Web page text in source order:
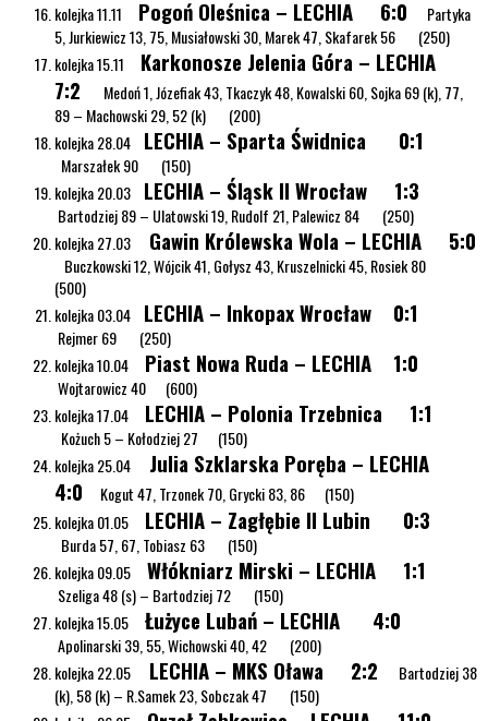
kolejka 11.11 Pogoń Oleśnica – LECHIA 6:0 Partyka
5, Jurkiewicz 13, 75, Musiałowski 30, Marek 47, Skafarek 56 (250)
kolejka 15.11 Karkonosze Jelenia Góra – LECHIA
7:2 Medoń 1, Józefiak 43, Tkaczyk 48, Kowalski 60, Sojka 69 (k), 77,
89 – Machowski 29, 52 (k) (200)
kolejka 28.04 LECHIA – Sparta Świdnica 0:1
Marszałek 90 (150)
kolejka 20.03 LECHIA – Śląsk II Wrocław 1:3
Bartodziej 89 – Ulatowski 19, Rudolf 21, Palewicz 84 (250)
kolejka 27.03
Gawin Królewska Wola – LECHIA 5:0
Buczkowski 12, Wójcik 41, Gołysz 43, Kruszelnicki 45, Rosiek 80
(500)
kolejka 03.04 LECHIA – Inkopax Wrocław 0:1
Rejmer 69 (250)
kolejka 10.04 Piast Nowa Ruda – LECHIA 1:0
Wojtarowicz 40 (600)
kolejka 17.04 LECHIA – Polonia Trzebnica 1:1
Kożuch 5 – Kołodziej 27 (150)
kolejka 25.04
Julia Szklarska Poręba – LECHIA
4:0
Kogut 47, Trzonek 70, Grycki 83, 86 (150)
kolejka 01.05 LECHIA – Zagłębie II Lubin 0:3
Burda 57, 67, Tobiasz 63 (150)
kolejka 09.05 Włókniarz Mirski – LECHIA 1:1
Szeliga 48 (s) – Bartodziej 72 (150)
kolejka 15.05 Łużyce Lubań – LECHIA 4:0
Apolinarski 39, 55, Wichowski 40, 42 (200)
kolejka 22.05
LECHIA – MKS Oława 2:2
Bartodziej 38
(k), 58 (k) – R.Samek 23, Sobczak 47 (150)